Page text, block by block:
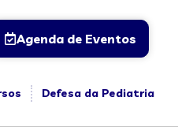
Agenda de Eventos
Defesa da Pediatria